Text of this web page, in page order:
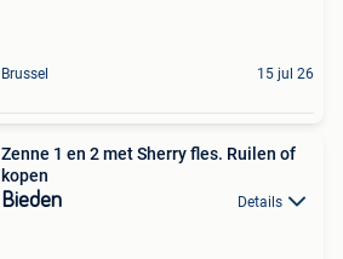
Brussel 15 jul 26
Zenne 1 en 2 met Sherry fles. Ruilen of
kopen
Bieden Details